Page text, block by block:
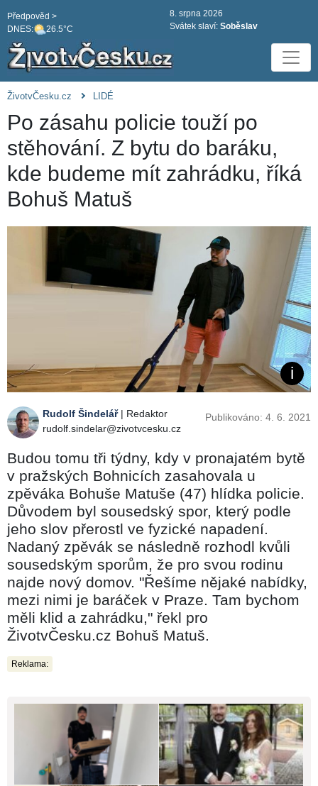
DNES: 26.5°C
Předpověd >
8. srpna 2026
Svátek slaví: Soběslav
ŽivotvČesku.cz LIDÉ
Po zásahu policie touží po
stěhování. Z bytu do baráku,
kde budeme mít zahrádku, říká
Bohuš Matuš
Rudolf Šindelář| Redaktor
rudolf.sindelar@zivotvcesku.cz
Publikováno: 4. 6. 2021
Budou tomu tři týdny, kdy v pronajatém bytě
v pražských Bohnicích zasahovala u
zpěváka Bohuše Matuše (47) hlídka policie.
Důvodem byl sousedský spor, který podle
jeho slov přerostl ve fyzické napadení.
Nadaný zpěvák se následně rozhodl kvůli
sousedským sporům, že pro svou rodinu
najde nový domov. "Řešíme nějaké nabídky,
mezi nimi je baráček v Praze. Tam bychom
měli klid a zahrádku," řekl pro
ŽivotvČesku.cz Bohuš Matuš.
Reklama: